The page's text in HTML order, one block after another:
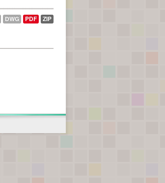
DWG PDF ZIP